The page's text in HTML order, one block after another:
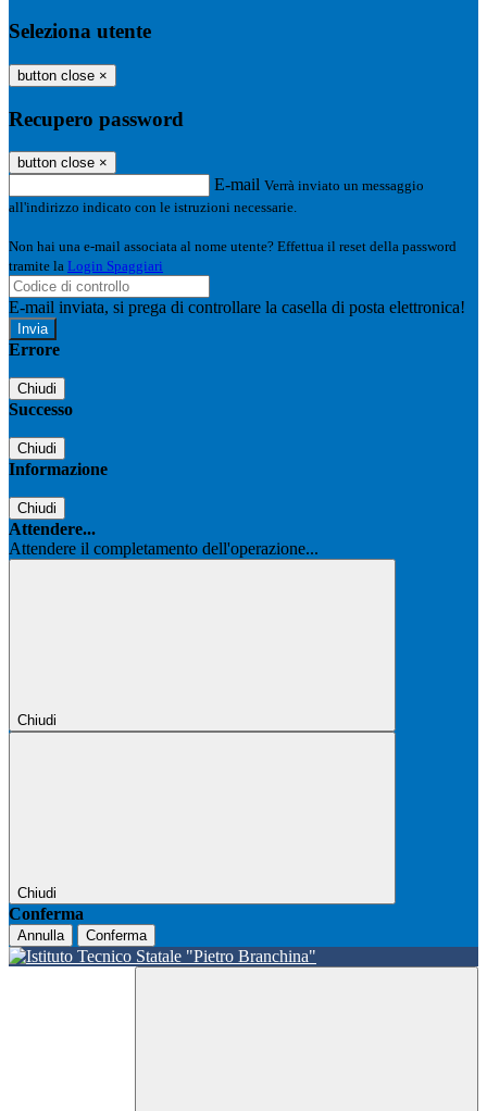
Seleziona utente
button close ×
Recupero password
button close ×
E-mail Verrà inviato un messaggio
all'indirizzo indicato con le istruzioni necessarie.
Non hai una e-mail associata al nome utente? Effettua il reset della password
tramite la Login Spaggiari
E-mail inviata, si prega di controllare la casella di posta elettronica!
Errore
Chiudi
Successo
Chiudi
Informazione
Chiudi
Attendere...
Attendere il completamento dell'operazione...
Chiudi
Chiudi
Conferma
Annulla Conferma